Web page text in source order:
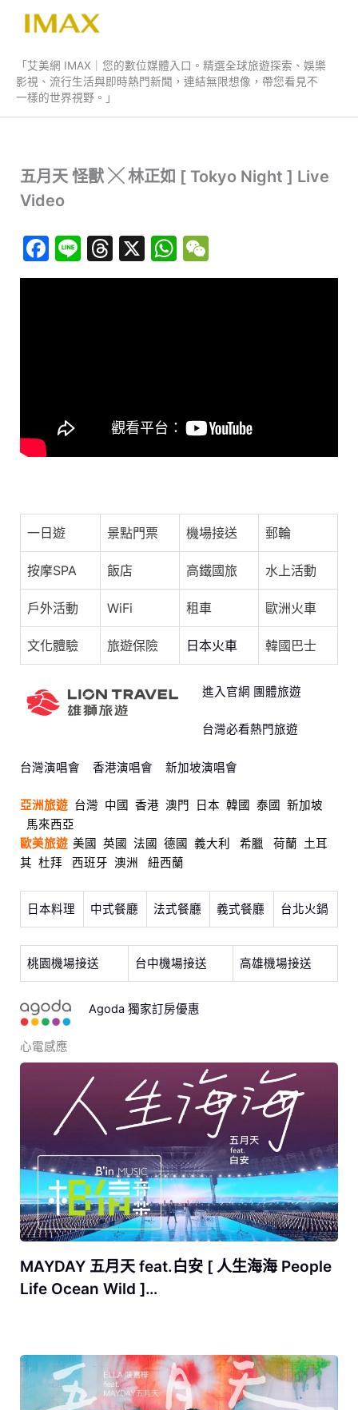
「艾美網 IMAX｜您的數位媒體入口。精選全球旅遊探索、娛樂
影視、流行生活與即時熱門新聞，連結無限想像，帶您看見不
一樣的世界視野。」
五月天 怪獸 ╳ 林正如 [ Tokyo Night ] Live
Video
F
a
k
Li
n
T
hr
X
W
h e
一日遊 景點門票 機場接送 郵輪
按摩SPA 飯店 高鐵國旅 水上活動
戶外活動 WiFi 租車 歐洲火車
文化體驗 旅遊保險 日本火車 韓國巴士
進入官網 團體旅遊
台灣必看熱門旅遊
台灣演唱會 香港演唱會 新加坡演唱會
亞洲旅遊 台灣 中國 香港 澳門 日本 韓國 泰國 新加坡
馬來西亞
歐美旅遊 美國 英國 法國 德國 義大利 希臘 荷蘭 土耳
其 杜拜 西班牙 澳洲 紐西蘭
日本料理 中式餐廳 法式餐廳 義式餐廳 台北火鍋
桃園機場接送 台中機場接送 高雄機場接送
Agoda 獨家訂房優惠
心電感應
MAYDAY 五月天 feat.白安 [ 人生海海 People
Life Ocean Wild ]…